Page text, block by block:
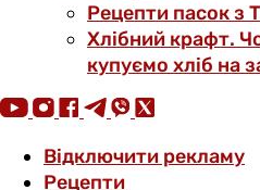
Рецепти пасок з
Хлібний крафт.
купуємо хліб на
Відключити рекламу
Рецепти